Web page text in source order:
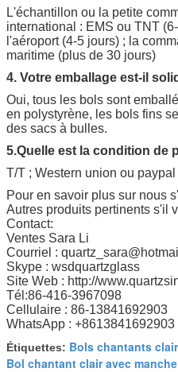
L'échantillon ou la petite
international : EMS ou TNT
l'aéroport (4-5 jours) ; la
maritime (plus de 30 jours)
4. Votre emballage est-il
Oui, tous les bols sont
en polystyrène, les bols fins
des sacs à bulles.
5.Quelle est la condition de
T/T ; Western union ou paypal
Pour en savoir plus sur nous
Autres produits pertinents s'il
Contact:
Ventes Sara Li
Courriel :
Skype : wsdquartzglass
Site Web : http://
Tél:86-416-3967098
Cellulaire : 86-13841692903
WhatsApp : +8613841692903
Étiquettes: Bols chantants
Bol chantant clair avec manche